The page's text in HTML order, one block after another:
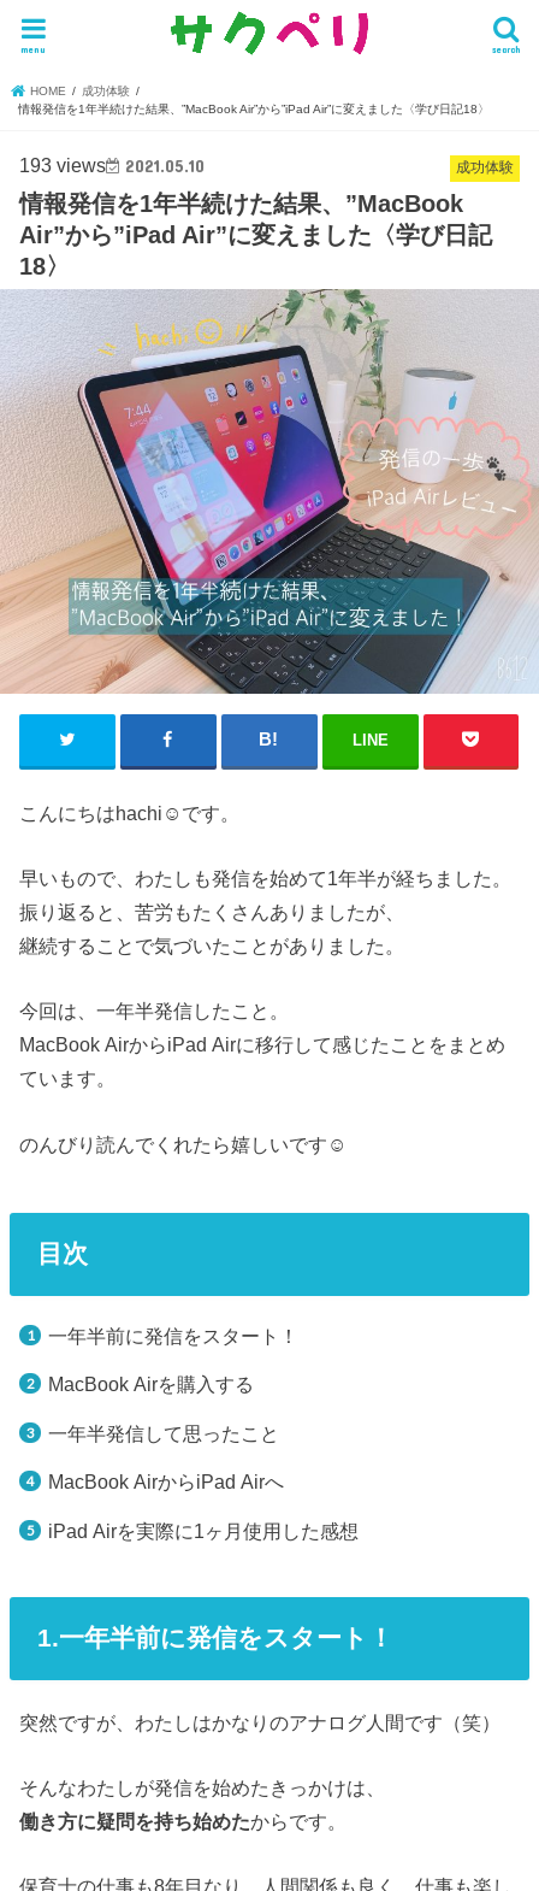
search
menu
HOME
成功体験
情報発信を1年半続けた結果、”MacBook Air”から”iPad Air”に変えました〈学び日記18〉
成功体験
193 views 2021.05.10
情報発信を1年半続けた結果、”MacBook
Air”から”iPad Air”に変えました〈学び日記
18〉
LINE
こんにちはhachi☺︎です。
早いもので、わたしも発信を始めて1年半が経ちました。
振り返ると、苦労もたくさんありましたが、
継続することで気づいたことがありました。
今回は、一年半発信したこと。
MacBook AirからiPad Airに移行して感じたことをまとめ
ています。
のんびり読んでくれたら嬉しいです☺︎
目次
一年半前に発信をスタート！
MacBook Airを購入する
一年半発信して思ったこと
MacBook AirからiPad Airへ
iPad Airを実際に1ヶ月使用した感想
1.一年半前に発信をスタート！
突然ですが、わたしはかなりのアナログ人間です（笑）
そんなわたしが発信を始めたきっかけは、
働き方に疑問を持ち始めたからです。
保育士の仕事も8年目なり、人間関係も良く、仕事も楽し